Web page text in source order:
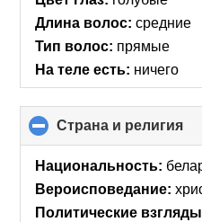
Длина волос: средние
Тип волос: прямые
На теле есть: ничего
Страна и религия
to
Национальность:
Вероисповедание:
Политические